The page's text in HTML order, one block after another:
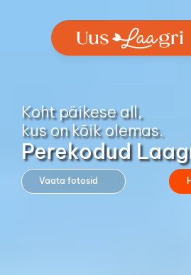
Koht päikese all,
kus on kõik olemas.
Perekodud
Vaata fotosid